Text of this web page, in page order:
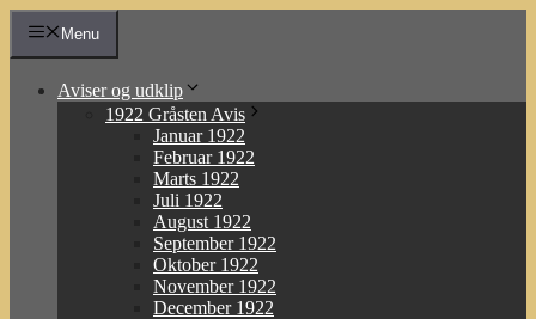
Hop
indhold
Menu
Aviser og udklip
1922 Gråsten Avis
Januar 1922
Februar 1922
Marts 1922
Juli 1922
August 1922
September 1922
Oktober 1922
November 1922
December 1922